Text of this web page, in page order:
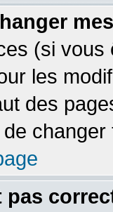
(si
les
des
pas